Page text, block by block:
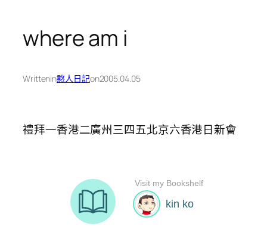
where am i
Writtenin憨人日記on2005.04.05
禮拜一香港二廣州三四五北京六香港日新會